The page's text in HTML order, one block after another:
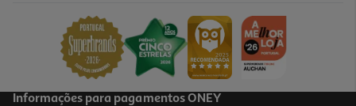
Price reduced from
Informações para pagamentos ONEY